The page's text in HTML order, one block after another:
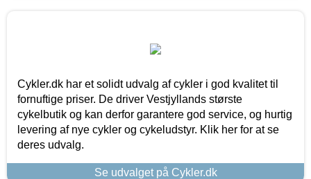
Cykler.dk har et solidt udvalg af cykler i god kvalitet til
fornuftige priser. De driver Vestjyllands største
cykelbutik og kan derfor garantere god service, og hurtig
levering af nye cykler og cykeludstyr. Klik her for at se
deres udvalg.
Se udvalget på Cykler.dk